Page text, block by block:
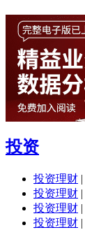
投资
投资理财 |
投资理财 |
投资理财 |
投资理财 |